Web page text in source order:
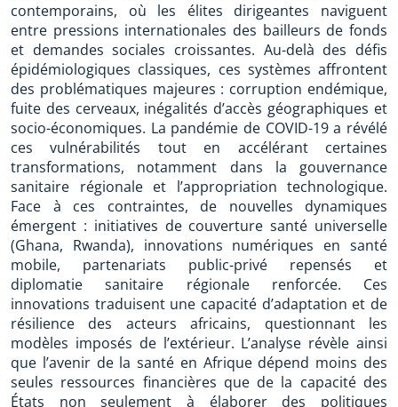
contemporains, où les élites dirigeantes naviguent
entre pressions internationales des bailleurs de fonds
et demandes sociales croissantes. Au-delà des défis
épidémiologiques classiques, ces systèmes affrontent
des problématiques majeures : corruption endémique,
fuite des cerveaux, inégalités d’accès géographiques et
socio-économiques. La pandémie de COVID-19 a révélé
ces vulnérabilités tout en accélérant certaines
transformations, notamment dans la gouvernance
sanitaire régionale et l’appropriation technologique.
Face à ces contraintes, de nouvelles dynamiques
émergent : initiatives de couverture santé universelle
(Ghana, Rwanda), innovations numériques en santé
mobile, partenariats public-privé repensés et
diplomatie sanitaire régionale renforcée. Ces
innovations traduisent une capacité d’adaptation et de
résilience des acteurs africains, questionnant les
modèles imposés de l’extérieur. L’analyse révèle ainsi
que l’avenir de la santé en Afrique dépend moins des
seules ressources financières que de la capacité des
États non seulement à élaborer des politiques